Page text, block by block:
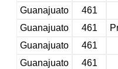
Guanajuato
461
Guanajuato
461
Guanajuato
461
Guanajuato
461